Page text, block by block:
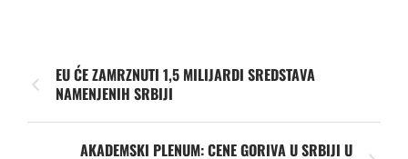
EU ĆE ZAMRZNUTI 1,5 MILIJARDI SREDSTAVA
NAMENJENIH SRBIJI
AKADEMSKI PLENUM: CENE GORIVA U SRBIJI U